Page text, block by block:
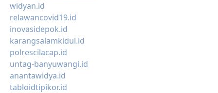
widyan.id
relawancovid19.id
inovasidepok.id
karangsalamkidul.id
polrescilacap.id
untag-banyuwangi.id
anantawidya.id
tabloidtipikor.id